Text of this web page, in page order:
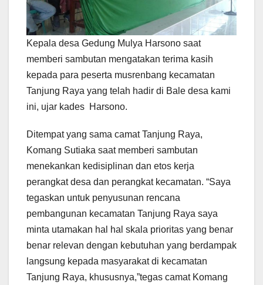
Kepala desa Gedung Mulya Harsono saat
memberi sambutan mengatakan terima kasih
kepada para peserta musrenbang kecamatan
Tanjung Raya yang telah hadir di Bale desa kami
ini, ujar kades Harsono.
Ditempat yang sama camat Tanjung Raya,
Komang Sutiaka saat memberi sambutan
menekankan kedisiplinan dan etos kerja
perangkat desa dan perangkat kecamatan. “Saya
tegaskan untuk penyusunan rencana
pembangunan kecamatan Tanjung Raya saya
minta utamakan hal hal skala prioritas yang benar
benar relevan dengan kebutuhan yang berdampak
langsung kepada masyarakat di kecamatan
Tanjung Raya, khususnya,”tegas camat Komang